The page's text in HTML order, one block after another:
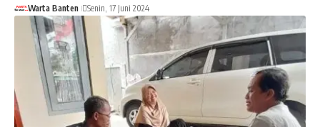
Warta Banten Senin, 17 Juni 2024